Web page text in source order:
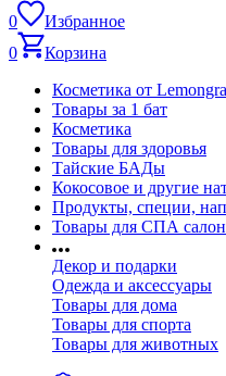
0
Избранное
0
Корзина
Косметика от
Товары за 1 бат
Косметика
Товары для здоровья
Тайские БАДы
Кокосовое и другие
Продукты, специи,
Товары для СПА
Декор и подарки
Одежда и аксессуары
Товары для дома
Товары для спорта
Товары для животных